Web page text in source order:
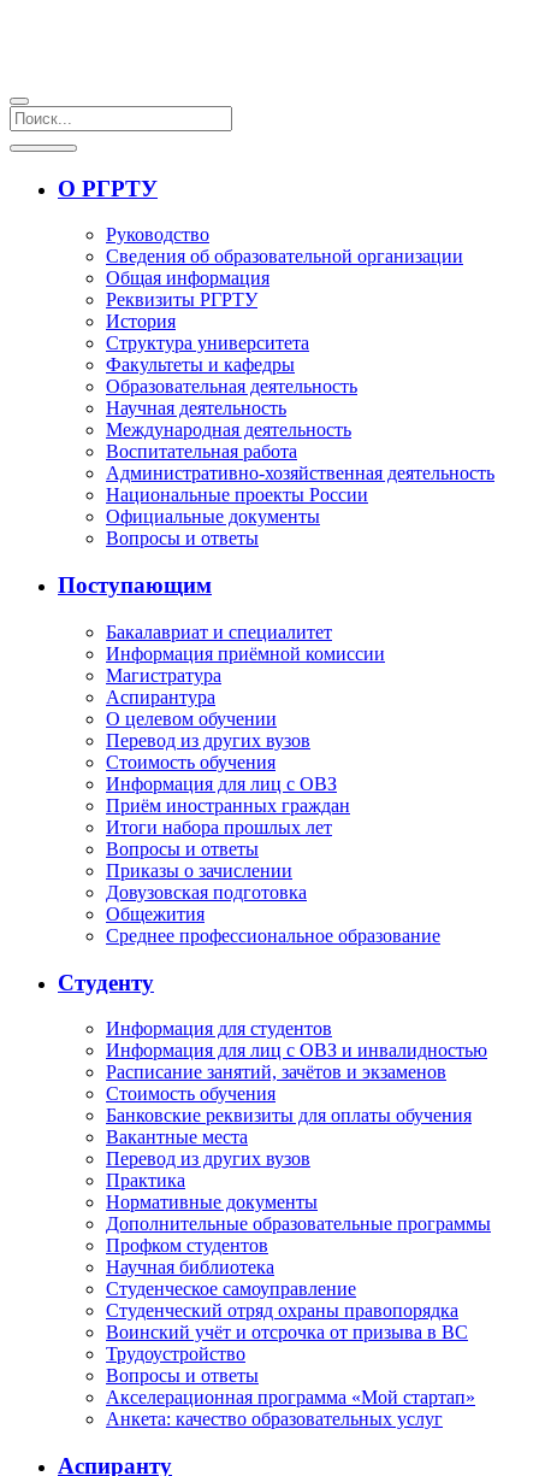
О РГРТУ
Руководство
Сведения об образовательной организации
Общая информация
Реквизиты РГРТУ
История
Структура университета
Факультеты и кафедры
Образовательная деятельность
Научная деятельность
Международная деятельность
Воспитательная работа
Административно-хозяйственная деятельность
Национальные проекты России
Официальные документы
Вопросы и ответы
Поступающим
Бакалавриат и специалитет
Информация приёмной комиссии
Магистратура
Аспирантура
О целевом обучении
Перевод из других вузов
Стоимость обучения
Информация для лиц с ОВЗ
Приём иностранных граждан
Итоги набора прошлых лет
Вопросы и ответы
Приказы о зачислении
Довузовская подготовка
Общежития
Среднее профессиональное образование
Студенту
Информация для студентов
Информация для лиц с ОВЗ и инвалидностью
Расписание занятий, зачётов и экзаменов
Стоимость обучения
Банковские реквизиты для оплаты обучения
Вакантные места
Перевод из других вузов
Практика
Нормативные документы
Дополнительные образовательные программы
Профком студентов
Научная библиотека
Студенческое самоуправление
Студенческий отряд охраны правопорядка
Воинский учёт и отсрочка от призыва в ВС
Трудоустройство
Вопросы и ответы
Акселерационная программа «Мой стартап»
Анкета: качество образовательных услуг
Аспиранту